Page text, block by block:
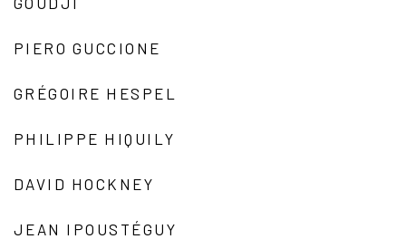
PIERO GUCCIONE
GRÉGOIRE HESPEL
PHILIPPE HIQUILY
DAVID HOCKNEY
JEAN IPOUSTÉGUY